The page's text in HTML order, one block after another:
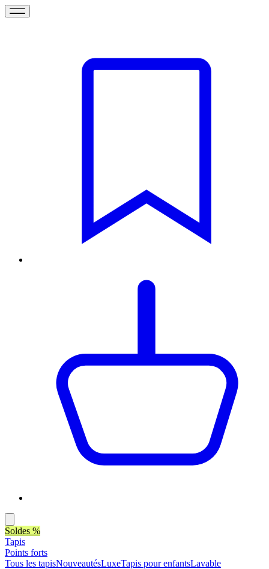
Soldes %
Tapis
Points forts
Tous les tapisNouveautésLuxeTapis pour enfantsLavable